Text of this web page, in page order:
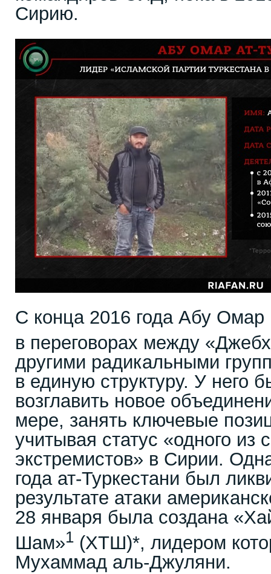
Сирию.
С конца 2016 года Абу
в переговорах между
другими радикальными
в единую структуру. У него
возглавить новое
мере, занять ключевые
учитывая статус «одного из
экстремистов» в Сирии.
года ат-Туркестани был
результате атаки
28 января была создана
Шам»1 (ХТШ)*, лидером
Мухаммад аль-Джуляни.